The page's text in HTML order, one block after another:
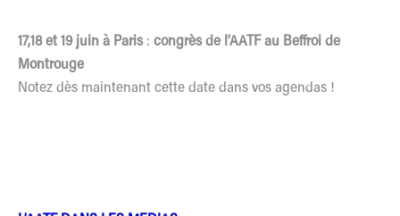
17,18 et 19 juin à Paris : congrès de l’AATF au Beffroi de
Montrouge
Notez dès maintenant cette date dans vos agendas !